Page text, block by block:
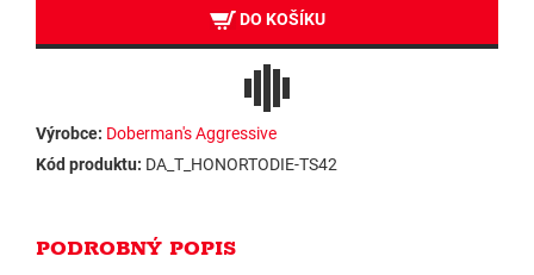
DO KOŠÍKU
Výrobce: Doberman's Aggressive
Kód produktu: DA_T_HONORTODIE-TS42
PODROBNÝ POPIS